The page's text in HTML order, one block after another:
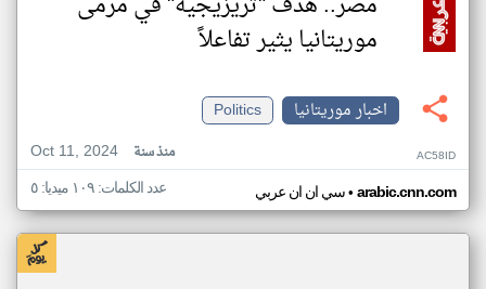
موريتانيا يثير تفاعلاً
اخبار موريتانيا
Politics
Oct 11, 2024
منذ سنة AC58ID
سي ان ان عربي• arabic.cnn.com عدد الكلمات: ١٠٩ ميديا: ٥